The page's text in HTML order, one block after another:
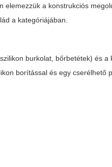
a konstrukciós
a kategóriájában.
burkolat, bőrbetétek) és a
borítással és egy cserélhető